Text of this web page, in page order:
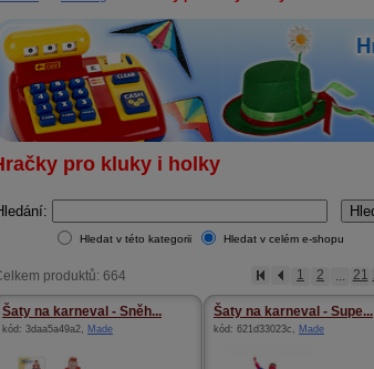
pro kluky i holky
Hledat v této kategorii Hledat v celém e-shopu
produktů: 664 1 2 21
Šaty na karneval - Sněh...
kód: 3daa5a49a2, Made
Šaty na karneval - Supe...
kód: 621d33023c , Made